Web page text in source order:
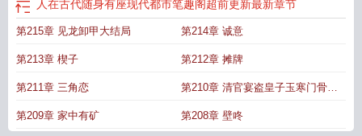
人在古代随身有座现代都市笔趣阁超前更新最新章节
第215章 见龙卸甲大结局 第214章 诚意
第213章 楔子 第212章 摊牌
第211章 三角恋 第210章 清官宴盗皇子玉寒门骨气
不如妓
第209章 家中有矿 第208章 壁咚